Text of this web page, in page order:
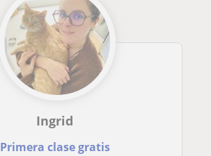
Ingrid
Primera clase gratis